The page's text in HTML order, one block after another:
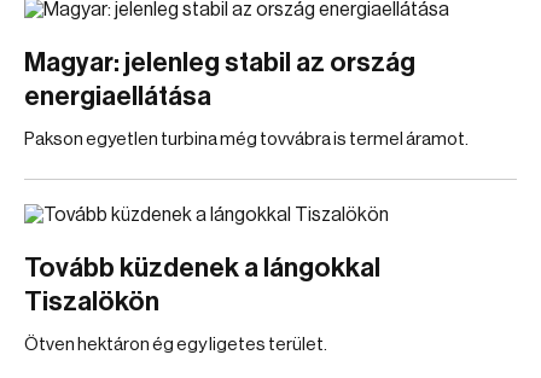
Magyar: jelenleg stabil az ország
energiaellátása
Pakson egyetlen turbina még tovvábra is termel áramot.
Tovább küzdenek a lángokkal
Tiszalökön
Ötven hektáron ég egy ligetes terület.